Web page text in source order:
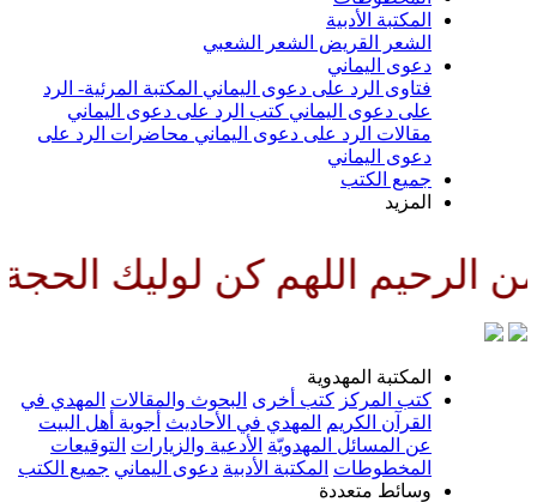
الأدبية
الشعر الشعبي
اليماني
الرد على دعوى اليماني المكتبة المرئية- الرد
دعوى اليماني كتب الرد على دعوى اليماني
الرد على دعوى اليماني محاضرات الرد على
كن لوليك الحجة بن
المهدوية
كتب أخرى البحوث والمقالات المهدي في
المهدي في الأحاديث أجوبة أهل البيت
المسائل المهدويّة الأدعية والزيارات التوقيعات
المكتبة الأدبية دعوى اليماني جميع الكتب
متعددة